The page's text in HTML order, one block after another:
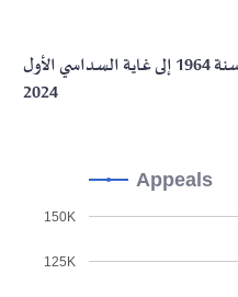
منحنى لعدد الطعون المسجلة من سنة 1964 إلى غاية السداسي الأول
2024
Appeals
125K
150K